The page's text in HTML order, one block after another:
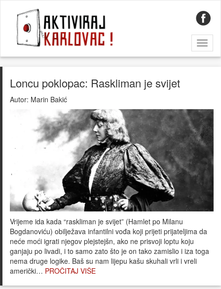
Loncu poklopac: Raskliman je svijet
Autor: Marin Bakić
Vrijeme ida kada “raskliman je svijet” (Hamlet po Milanu
Bogdanoviću) obilježava infantilni vođa koji prijeti prijateljima da
neće moći igrati njegov plejstejšn, ako ne prisvoji loptu koju
ganjaju po livadi, i to samo zato što je on tako zamislio i iza toga
nema druge logike. Baš su nam lijepu kašu skuhali vrli i vreli
američki… PROČITAJ VIŠE